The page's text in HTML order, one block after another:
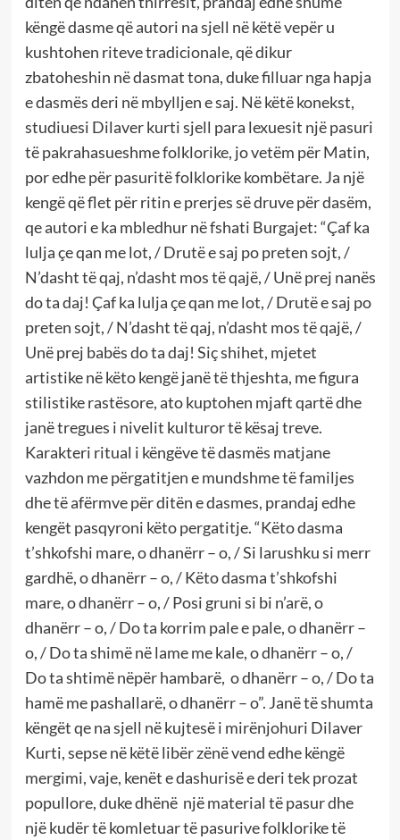
këngë dasme që autori na sjell në këtë vepër u
kushtohen riteve tradicionale, që dikur
zbatoheshin në dasmat tona, duke filluar nga hapja
e dasmës deri në mbylljen e saj. Në këtë konekst,
studiuesi Dilaver kurti sjell para lexuesit një pasuri
të pakrahasueshme folklorike, jo vetëm për Matin,
por edhe për pasuritë folklorike kombëtare. Ja një
kengë që flet për ritin e prerjes së druve për dasëm,
qe autori e ka mbledhur në fshati Burgajet: “Çaf ka
lulja çe qan me lot, / Drutë e saj po preten sojt, /
N’dasht të qaj, n’dasht mos të qajë, / Unë prej nanës
do ta daj! Çaf ka lulja çe qan me lot, / Drutë e saj po
preten sojt, / N’dasht të qaj, n’dasht mos të qajë, /
Unë prej babës do ta daj! Siç shihet, mjetet
artistike në këto kengë janë të thjeshta, me figura
stilistike rastësore, ato kuptohen mjaft qartë dhe
janë tregues i nivelit kulturor të kësaj treve.
Karakteri ritual i këngëve të dasmës matjane
vazhdon me përgatitjen e mundshme të familjes
dhe të afërmve për ditën e dasmes, prandaj edhe
kengët pasqyroni këto pergatitje. “Këto dasma
t’shkofshi mare, o dhanërr – o, / Si larushku si merr
gardhë, o dhanërr – o, / Këto dasma t’shkofshi
mare, o dhanërr – o, / Posi gruni si bi n’arë, o
dhanërr – o, / Do ta korrim pale e pale, o dhanërr –
o, / Do ta shimë në lame me kale, o dhanërr – o, /
Do ta shtimë nëpër hambarë, o dhanërr – o, / Do ta
hamë me pashallarë, o dhanërr – o”. Janë të shumta
këngët qe na sjell në kujtesë i mirënjohuri Dilaver
Kurti, sepse në këtë libër zënë vend edhe këngë
mergimi, vaje, kenët e dashurisë e deri tek prozat
popullore, duke dhënë një material të pasur dhe
një kudër të komletuar të pasurive folklorike të